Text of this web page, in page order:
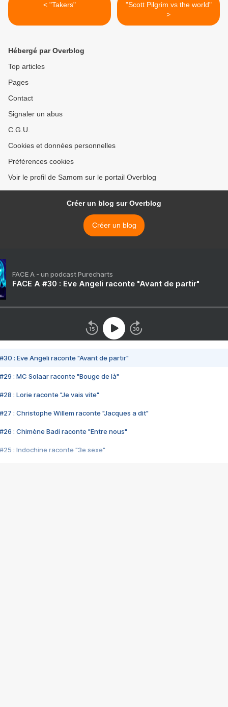
< "Takers"
"Scott Pilgrim vs the world"
>
Hébergé par Overblog
Top articles
Pages
Contact
Signaler un abus
C.G.U.
Cookies et données personnelles
Préférences cookies
Voir le profil de Samom sur le portail Overblog
Créer un blog sur Overblog
Créer un blog
FACE A - un podcast Purecharts
FACE A #30 : Eve Angeli raconte "Avant de partir"
#30 : Eve Angeli raconte "Avant de partir"
#29 : MC Solaar raconte "Bouge de là"
#28 : Lorie raconte "Je vais vite"
#27 : Christophe Willem raconte "Jacques a dit"
#26 : Chimène Badi raconte "Entre nous"
#25 : Indochine raconte "3e sexe"